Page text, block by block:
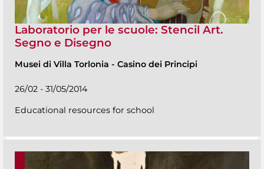
Laboratorio per le scuole: Stencil Art.
Segno e Disegno
Musei di Villa Torlonia - Casino dei Principi
26/02 - 31/05/2014
Educational resources for school